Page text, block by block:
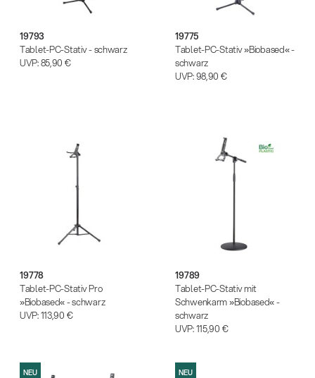
Gitarrenstuhl
Musikbusiness
Ausbildung | freie Ausbildungsstellen
19793
Tablet-PC-Stativ - schwarz
UVP:85,90 €
19775
Tablet-PC-Stativ »Biobased« -
schwarz
UVP:98,90 €
19778
Tablet-PC-Stativ Pro
»Biobased« - schwarz
UVP:113,90 €
19789
Tablet-PC-Stativ mit
Schwenkarm »Biobased« -
schwarz
UVP:115,90 €
NEU NEU